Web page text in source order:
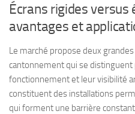
Écrans rigides versus
avantages et
Le marché propose deux
cantonnement qui se distinguent
fonctionnement et leur visibilité
constituent des installations
qui forment une barrière